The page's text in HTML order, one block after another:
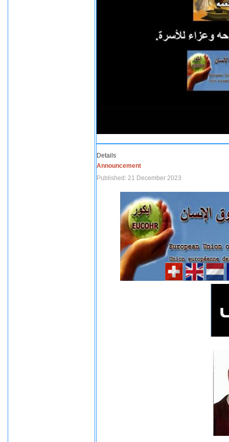
Details
Announcement
Published: 21 December 2023